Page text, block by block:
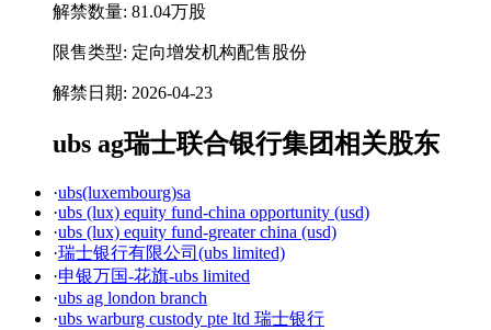
解禁数量: 81.04万股
限售类型: 定向增发机构配售股份
解禁日期: 2026-04-23
ubs ag瑞士联合银行集团相关股东
·ubs(luxembourg)sa
·ubs (lux) equity fund-china opportunity (usd)
·ubs (lux) equity fund-greater china (usd)
·瑞士银行有限公司(ubs limited)
·申银万国-花旗-ubs limited
·ubs ag london branch
·ubs warburg custody pte ltd 瑞士银行